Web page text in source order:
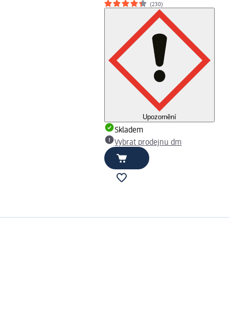
(230)
Upozornění
Skladem
Vybrat prodejnu dm